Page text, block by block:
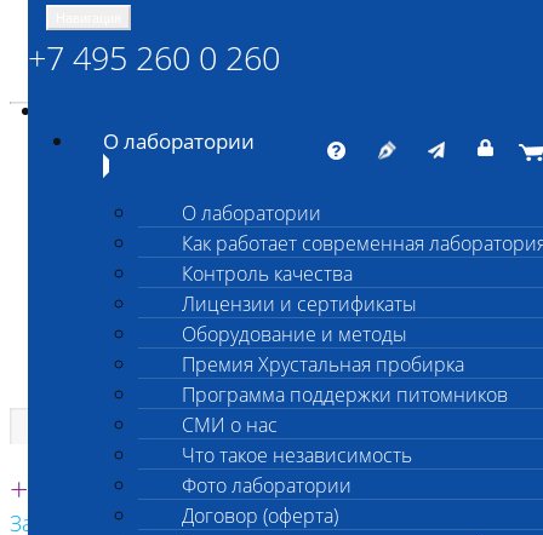
ШАНС БИО
Независимая ветеринарная лаборатория
Единая круглосуточная справочная
+7 495 260 0 260
Заказать звонок с сайта
+7 495 260 0 260
О лаборатории
О лаборатории
Как работает современная
Контроль качества
Лицензии и сертификаты
Оборудование и методы
Премия Хрустальная пробирка
Программа поддержки питомников
СМИ о нас
Что такое независимость
Фото лаборатории
Договор (оферта)